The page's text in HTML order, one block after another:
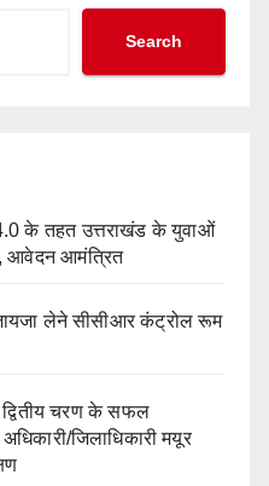
Search
के तहत उत्तराखंड के युवाओं
आवेदन आमंत्रित
लेने सीसीआर कंट्रोल रूम
द्वितीय चरण के सफल
जिलाधिकारी मयूर